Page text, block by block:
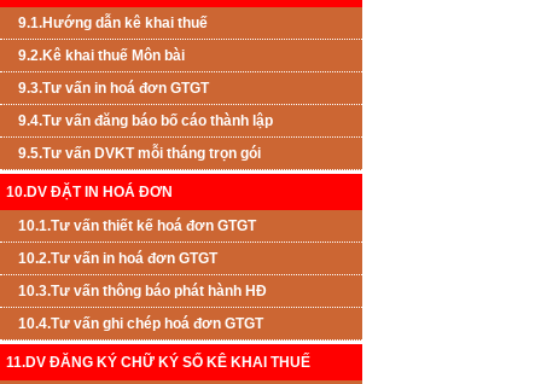
9.1.Hướng dẫn kê khai thuế
9.2.Kê khai thuế Môn bài
9.3.Tư vấn in hoá đơn GTGT
9.4.Tư vấn đăng báo bố cáo thành lập
9.5.Tư vấn DVKT mỗi tháng trọn gói
10.DV ĐẶT IN HOÁ ĐƠN
10.1.Tư vấn thiết kế hoá đơn GTGT
10.2.Tư vấn in hoá đơn GTGT
10.3.Tư vấn thông báo phát hành HĐ
10.4.Tư vấn ghi chép hoá đơn GTGT
11.DV ĐĂNG KÝ CHỮ KÝ SỐ KÊ KHAI THUẾ